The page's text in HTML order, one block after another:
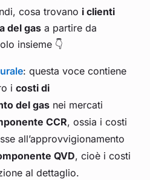
cosa trovano i clienti
del gas a partire da
insieme 👇
: questa voce contiene
icosti di
del gas nei mercati
CCR, ossia i costi
all’approvvigionamento
QVD, cioè i costi
al dettaglio.